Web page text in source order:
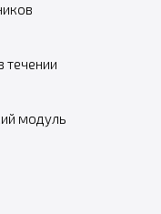
течении
модуль